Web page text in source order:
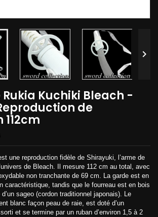

Kuchiki Bleach -
de
une reproduction fidèle de Shirayuki, l’arme de
de Bleach. Il mesure 112 cm au total, avec
non tranchante de 69 cm. La garde est en
caractéristique, tandis que le fourreau est en bois
sageo (cordon traditionnel japonais). Le
blanc façon peau de raie, est doté d’un
et se termine par un ruban d’environ 1,5 à 2